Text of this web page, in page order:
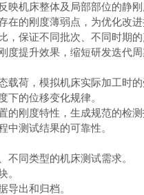
机床整体及局部部位的静刚
的刚度薄弱点，为优化改进
保证不同批次、不同时期的
提升效果，缩短研发迭代周
荷，模拟机床实际加工时的
的位移变化规律。
刚度特性，生成规范的检测
测试结果的可靠性。
同类型的机床测试需求。
。
出和归档。